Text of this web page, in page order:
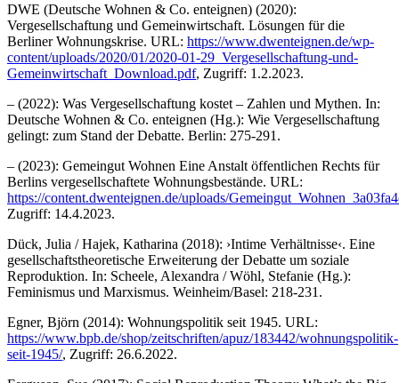
DWE (Deutsche Wohnen & Co. enteignen) (2020):
Vergesellschaftung und Gemeinwirtschaft. Lösungen für die
Berliner Wohnungskrise. URL: https://www.dwenteignen.de/wp-
content/uploads/2020/01/2020-01-29_Vergesellschaftung-und-
Gemeinwirtschaft_Download.pdf, Zugriff: 1.2.2023.
– (2022): Was Vergesellschaftung kostet – Zahlen und Mythen. In:
Deutsche Wohnen & Co. enteignen (Hg.): Wie Vergesellschaftung
gelingt: zum Stand der Debatte. Berlin: 275-291.
– (2023): Gemeingut Wohnen Eine Anstalt öffentlichen Rechts für
Berlins vergesellschaftete Wohnungsbestände. URL:
https://content.dwenteignen.de/uploads/
Zugriff: 14.4.2023.
Dück, Julia / Hajek, Katharina (2018): ›Intime Verhältnisse‹. Eine
gesellschaftstheoretische Erweiterung der Debatte um soziale
Reproduktion. In: Scheele, Alexandra / Wöhl, Stefanie (Hg.):
Feminismus und Marxismus. Weinheim/Basel: 218-231.
Egner, Björn (2014): Wohnungspolitik seit 1945. URL:
https://www.bpb.de/shop/zeitschriften/apuz/183442/wohnungspolitik-
seit-1945/, Zugriff: 26.6.2022.